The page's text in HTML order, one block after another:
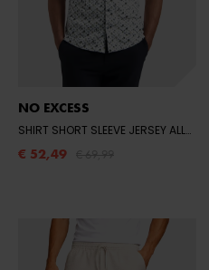
NO EXCESS
SHIRT SHORT SLEEVE JERSEY ALLOVER PRINTED
€ 52,49